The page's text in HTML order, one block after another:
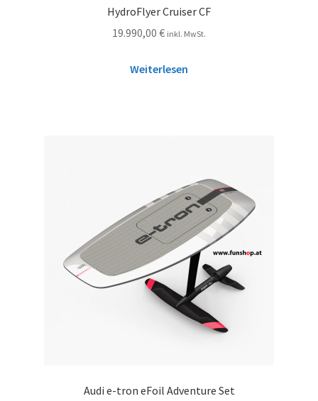
HydroFlyer Cruiser CF
19.990,00 € inkl. MwSt.
Weiterlesen
Audi e-tron eFoil Adventure Set